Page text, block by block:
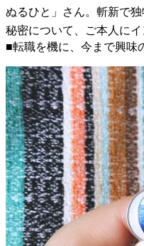
ぬるひと」さん。斬新で
秘密について、ご本人にイ
■転職を機に、今まで興味